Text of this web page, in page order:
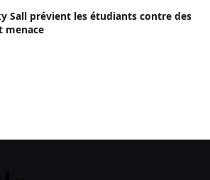
Sall prévient les étudiants contre des
menace